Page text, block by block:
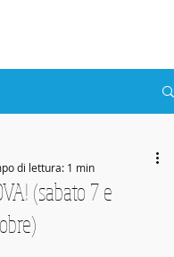
Scuola di
(sabato 7 e
di lettura: 1 min